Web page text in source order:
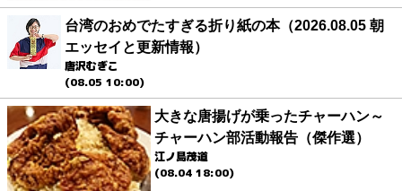
台湾のおめでたすぎる折り紙の本（2026.08.05 朝
エッセイと更新情報）
唐沢むぎこ
(08.05 10:00)
大きな唐揚げが乗ったチャーハン～
チャーハン部活動報告（傑作選）
江ノ島茂道
(08.04 18:00)